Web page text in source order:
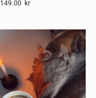
149.00 Kr